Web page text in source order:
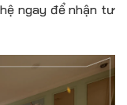
ngay để nhận tư